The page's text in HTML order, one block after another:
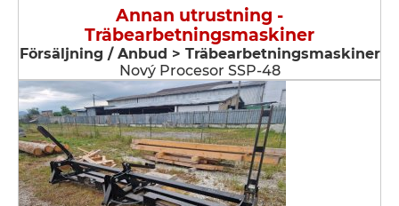
Annan utrustning -
Träbearbetningsmaskiner
Försäljning / Anbud > Träbearbetningsmaskiner
Nový Procesor SSP-48